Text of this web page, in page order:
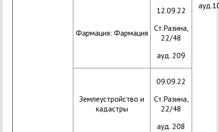
Фармация: Фармация
12.09.22
Ст.Разина,
22/48
ауд. 209
Землеустройство и
кадастры
09.09.22
Ст.Разина,
22/48
ауд. 208